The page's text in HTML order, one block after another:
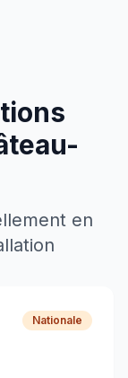
en
Nationale